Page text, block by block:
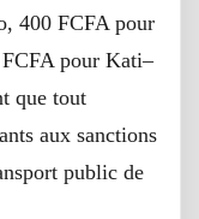
400 FCFA pour
pour Kati–
que tout
aux sanctions
public de